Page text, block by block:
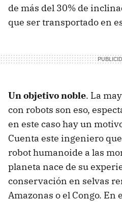
de más del 30% de
que ser transportado en
Un objetivo noble. La
con robots son eso,
en este caso hay un
Cuenta este ingeniero
robot humanoide a las
planeta nace de su
conservación en selvas
Amazonas o el Congo. En